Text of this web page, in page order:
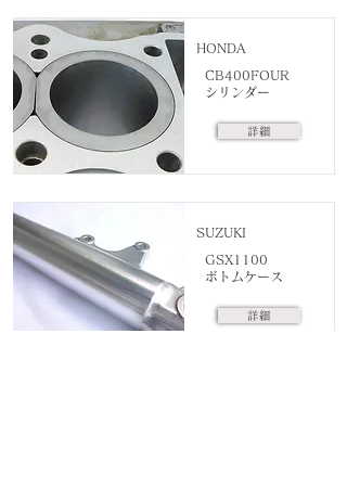
HONDA
CB400FOUR
シリンダー
詳細
SUZUKI
GSX1100
ボトムケース
詳細